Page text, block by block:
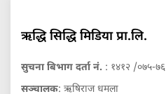
ऋद्धि सिद्धि मिडिया प्रा.लि.
सुचना बिभाग दर्ता नं. : १४१२ /०७५-७६
सञ्चालक: ऋषिराज धमला